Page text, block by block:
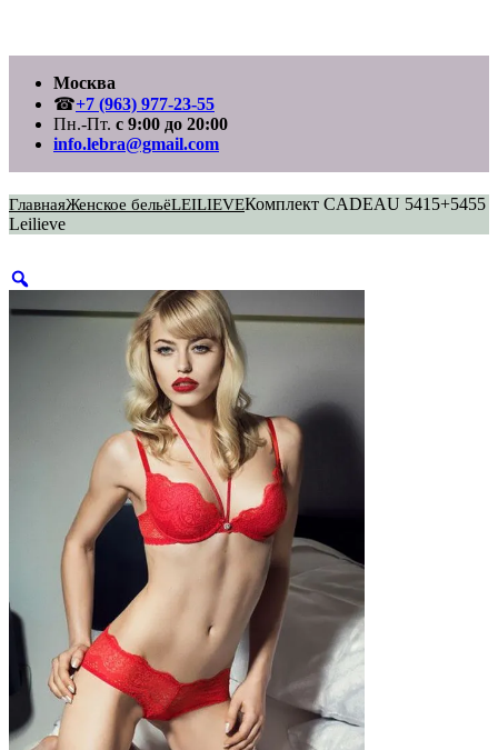
содержимому
Москва
☎+7 (963) 977-23-55
Пн.-Пт. с 9:00 до 20:00
info.lebra@gmail.com
ГлавнаяЖенское бельёLEILIEVEКомплект CADEAU 5415+5455
Leilieve